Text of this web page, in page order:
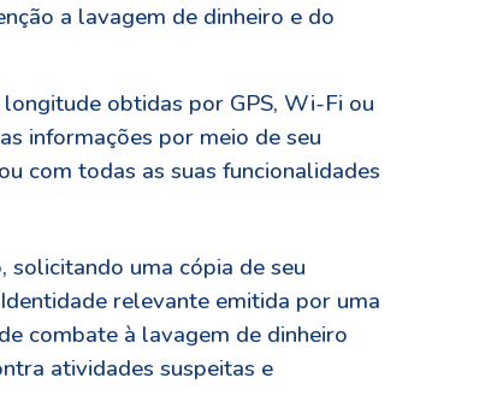
a lavagem de dinheiro e do
obtidas por GPS, Wi-Fi ou
informações por meio de seu
com todas as suas funcionalidades
solicitando uma cópia de seu
relevante emitida por uma
combate à lavagem de dinheiro
atividades suspeitas e